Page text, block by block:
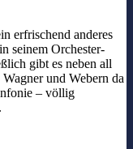
erfrischend anderes
seinem Orchester-
gibt es neben all
und Webern da
– völlig